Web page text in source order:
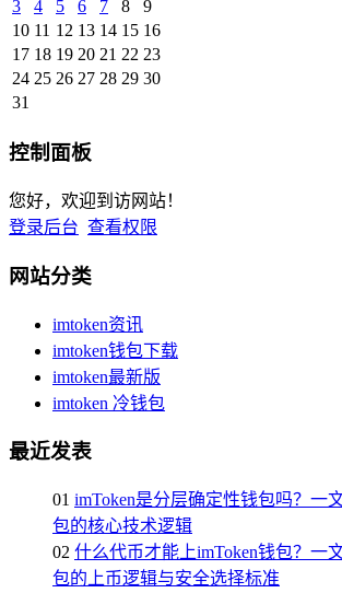
3
4 5 6 7 8
9
10 11 12 13 14 15 16
17 18 19 20 21 22 23
24 25 26 27 28 29 30
31
控制面板
您好，欢迎到访网站！
登录后台 查看权限
网站分类
imtoken资讯
imtoken钱包下载
imtoken最新版
imtoken 冷钱包
最近发表
01 imToken是分层确定性钱包吗？一
包的核心技术逻辑
02 什么代币才能上imToken钱包？一
包的上币逻辑与安全选择标准